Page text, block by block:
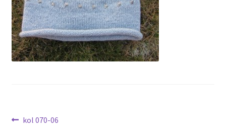
Nyheder
Indlægsnavigation
Forrige
kol 070-06